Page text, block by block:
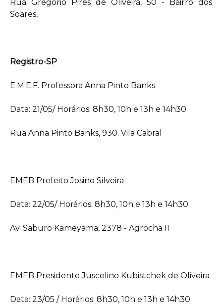
Rua Gregório Pires de Oliveira, 50 - Bairro dos
Soares,
Registro-SP
E.M.E.F. Professora Anna Pinto Banks
Data: 21/05/ Horários: 8h30, 10h e 13h e 14h30
Rua Anna Pinto Banks, 930. Vila Cabral
EMEB Prefeito Josino Silveira
Data: 22/05/ Horários: 8h30, 10h e 13h e 14h30
Av. Saburo Kameyama, 2378 - Agrocha II
EMEB Presidente Juscelino Kubistchek de Oliveira
Data: 23/05 / Horários: 8h30, 10h e 13h e 14h30